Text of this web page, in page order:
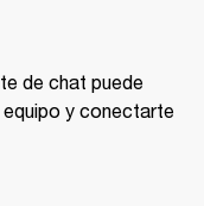
de chat puede
y conectarte